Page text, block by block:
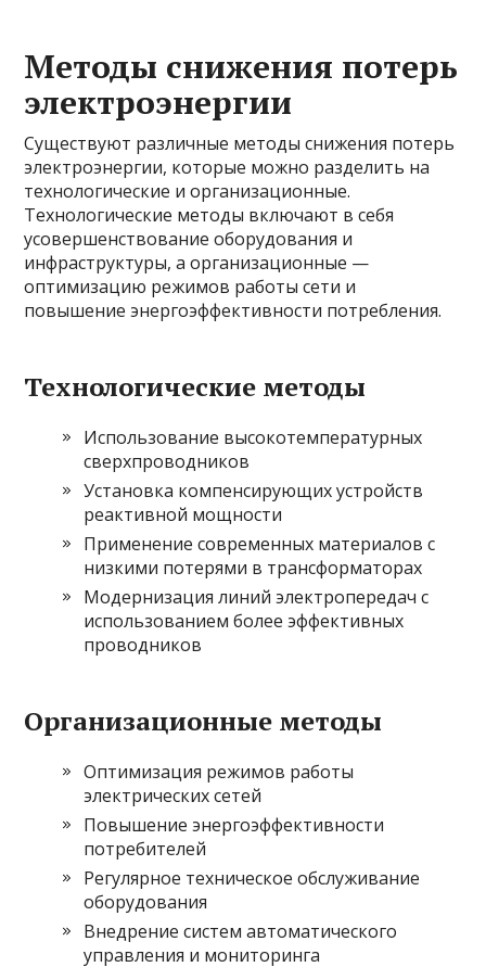
Методы снижения потерь
электроэнергии
Существуют различные методы снижения потерь
электроэнергии, которые можно разделить на
технологические и организационные.
Технологические методы включают в себя
усовершенствование оборудования и
инфраструктуры, а организационные —
оптимизацию режимов работы сети и
повышение энергоэффективности потребления.
Технологические методы
Использование высокотемпературных
сверхпроводников
Установка компенсирующих устройств
реактивной мощности
Применение современных материалов с
низкими потерями в трансформаторах
Модернизация линий электропередач с
использованием более эффективных
проводников
Организационные методы
Оптимизация режимов работы
электрических сетей
Повышение энергоэффективности
потребителей
Регулярное техническое обслуживание
оборудования
Внедрение систем автоматического
управления и мониторинга